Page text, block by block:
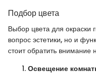
Подбор цвета
Выбор цвета для окраски
вопрос эстетики, но и
стоит обратить внимание
Освещение